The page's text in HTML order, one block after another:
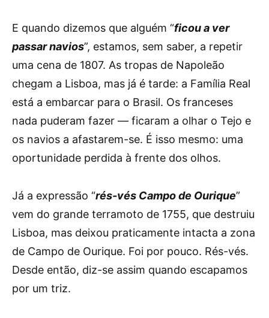
E quando dizemos que alguém “ficou a ver
passar navios”, estamos, sem saber, a repetir
uma cena de 1807. As tropas de Napoleão
chegam a Lisboa, mas já é tarde: a Família Real
está a embarcar para o Brasil. Os franceses
nada puderam fazer — ficaram a olhar o Tejo e
os navios a afastarem-se. É isso mesmo: uma
oportunidade perdida à frente dos olhos.
Já a expressão “rés-vés Campo de Ourique”
vem do grande terramoto de 1755, que destruiu
Lisboa, mas deixou praticamente intacta a zona
de Campo de Ourique. Foi por pouco. Rés-vés.
Desde então, diz-se assim quando escapamos
por um triz.